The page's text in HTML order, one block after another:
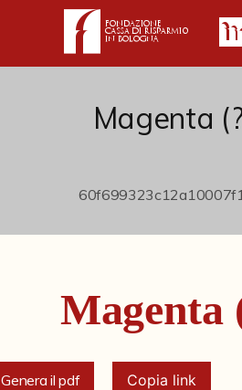
Magenta
Magenta
Genera il pdf Copia link